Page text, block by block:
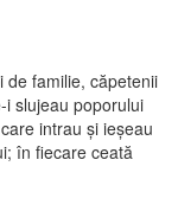
de familie, căpetenii
i slujeau poporului
intrau şi ieşeau
în fiecare ceată